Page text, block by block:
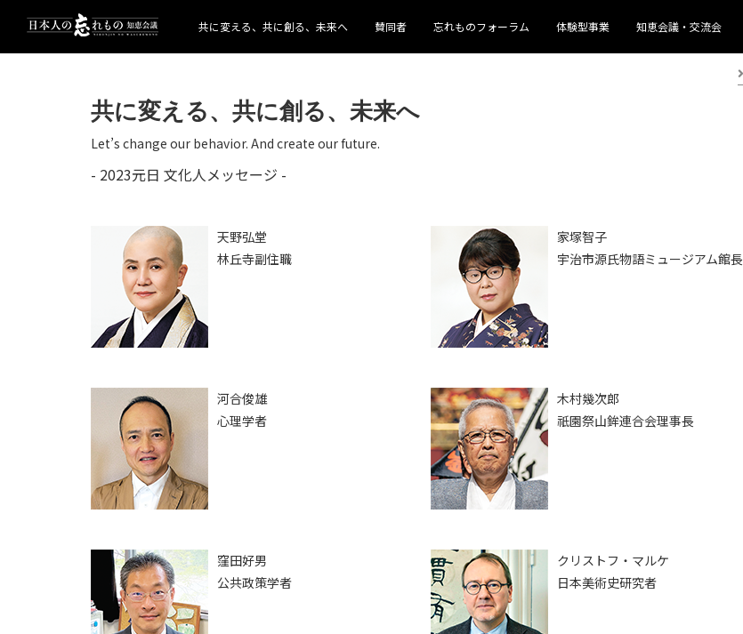
共に変える、共に創る、未来へ 賛同者 忘れものフォーラム 体験型事業 知恵会議・交流会
共に変える、共に創る、未来へ
Let’s change our behavior. And create our future.
- 2023元日 文化人メッセージ -
天野弘堂
林丘寺副住職
家塚智子
宇治市源氏物語ミュージアム館長
河合俊雄
心理学者
木村幾次郎
祇園祭山鉾連合会理事長
窪田好男
公共政策学者
クリストフ・マルケ
日本美術史研究者